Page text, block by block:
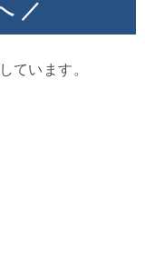
／
ています。